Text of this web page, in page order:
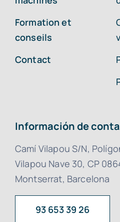
Formation et
conseils
Contact
Información de
Camí Vilapou S/N,
Vilapou Nave 30, CP
Montserrat, Barcelona
93 653 39 26